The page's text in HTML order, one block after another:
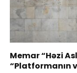
Memar “Həzi
“Platformanın